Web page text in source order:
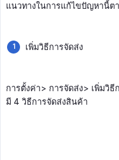
แนวทางในการแก้ไขปัญหานี้ต
เพิ่มวิธีการจัดส่ง
การตั้งค่า> การจัดส่ง> เพิ่มวิธี
มี 4 วิธีการจัดส่งสินค้า